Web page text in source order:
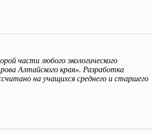
части любого экологического
Алтайского края». Разработка
на учащихся среднего и старшего